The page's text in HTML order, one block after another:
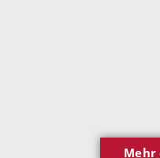
Mehr